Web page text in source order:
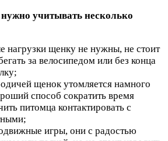
учитывать несколько
нагрузки щенку не нужны, не стоит
за велосипедом или без конца
щенок утомляется намного
способ сократить время
питомца контактировать с
игры, они с радостью